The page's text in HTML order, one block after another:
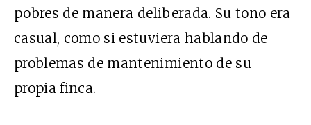
pobres de manera deliberada. Su tono era
casual, como si estuviera hablando de
problemas de mantenimiento de su
propia finca.